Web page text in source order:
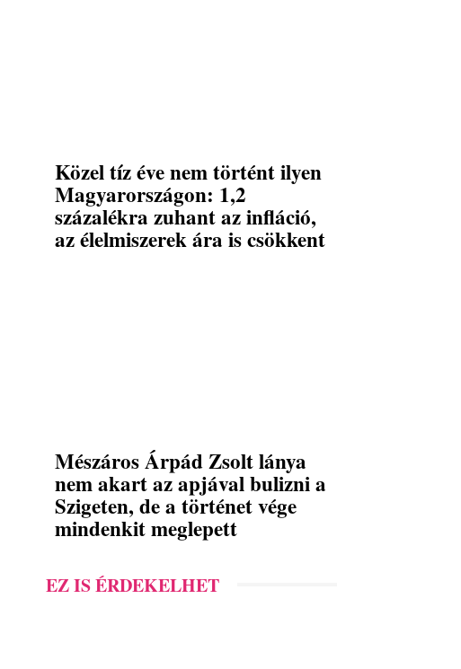
Közel tíz éve nem történt ilyen
Magyarországon: 1,2
százalékra zuhant az infláció,
az élelmiszerek ára is csökkent
Mészáros Árpád Zsolt lánya
nem akart az apjával bulizni a
Szigeten, de a történet vége
mindenkit meglepett
EZ IS ÉRDEKELHET